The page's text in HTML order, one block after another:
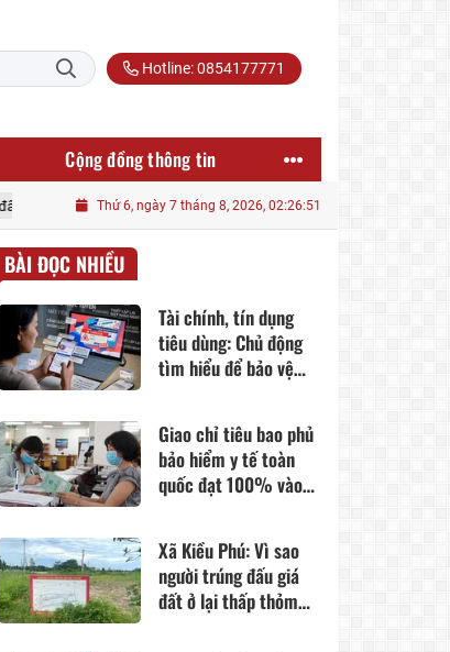
Hotline: 0854177771
Cộng đồng thông tin
thấp thỏm về quy hoạch? Lập dự án "ảo", lừa hơn 15 tỷ
Thứ 6, ngày 7 tháng 8, 2026, 02:26:52
BÀI ĐỌC NHIỀU
Tài chính, tín dụng
tiêu dùng: Chủ động
tìm hiểu để bảo vệ
Giao chỉ tiêu bao phủ
bảo hiểm y tế toàn
quốc đạt 100% vào
Xã Kiều Phú: Vì sao
người trúng đấu giá
đất ở lại thấp thỏm